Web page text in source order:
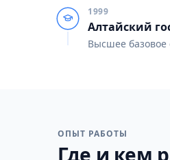
1999
Алтайский
Высшее базовое
ОПЫТ РАБОТЫ
Где и кем